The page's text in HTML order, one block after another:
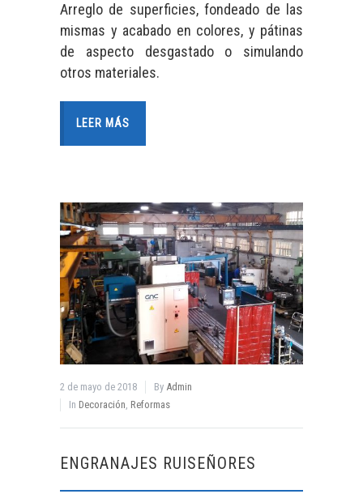
Arreglo de superficies, fondeado de las
mismas y acabado en colores, y pátinas
de aspecto desgastado o simulando
otros materiales.
LEER MÁS
2 de mayo de 2018 By Admin
In Decoración, Reformas
ENGRANAJES RUISEÑORES